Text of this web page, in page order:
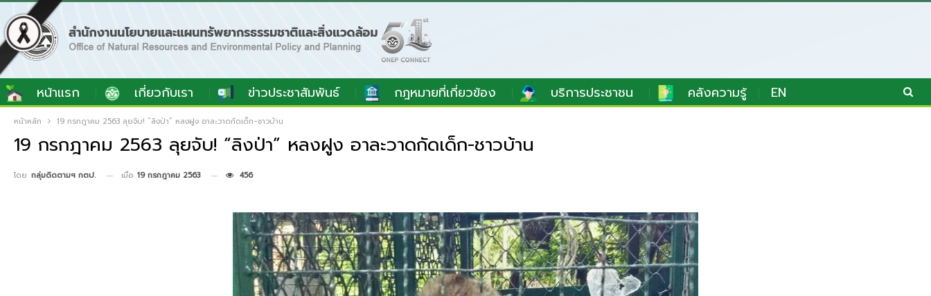
หน้าแรก เกี่ยวกับเรา ข่าวประชาสัมพันธ์ กฎหมายที่เกี่ยวข้อง บริการประชาชน คลังความรู้ EN
หน้าหลัก 19 กรกฎาคม 2563 ลุยจับ! “ลิงป่า” หลงฝูง อาละวาดกัดเด็ก-ชาวบ้าน
19 กรกฎาคม 2563 ลุยจับ! “ลิงป่า” หลงฝูง อาละวาดกัดเด็ก-ชาวบ้าน
โดย กลุ่มติดตามฯ กตป. เมื่อ 19 กรกฎาคม 2563 456